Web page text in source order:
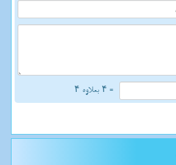
= ۴ بعلاوه ۴